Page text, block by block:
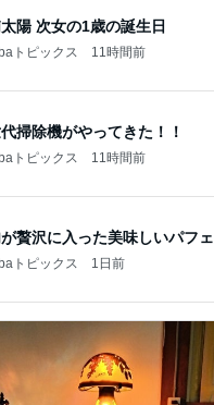
陽 次女の1歳の誕生日
トピックス 11時間前
掃除機がやってきた！！
トピックス 11時間前
贅沢に入った美味しいパフェ
トピックス 1日前